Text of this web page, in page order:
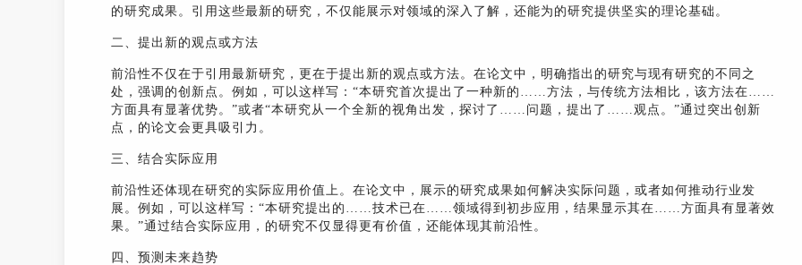
的研究成果。引用这些最新的研究，不仅能展示对领域的深入了解，还能为的研究提供坚实的理论基础。
二、提出新的观点或方法
前沿性不仅在于引用最新研究，更在于提出新的观点或方法。在论文中，明确指出的研究与现有研究的不同之
处，强调的创新点。例如，可以这样写：“本研究首次提出了一种新的……方法，与传统方法相比，该方法在……
方面具有显著优势。”或者“本研究从一个全新的视角出发，探讨了……问题，提出了……观点。”通过突出创新
点，的论文会更具吸引力。
三、结合实际应用
前沿性还体现在研究的实际应用价值上。在论文中，展示的研究成果如何解决实际问题，或者如何推动行业发
展。例如，可以这样写：“本研究提出的……技术已在……领域得到初步应用，结果显示其在……方面具有显著效
果。”通过结合实际应用，的研究不仅显得更有价值，还能体现其前沿性。
四、预测未来趋势